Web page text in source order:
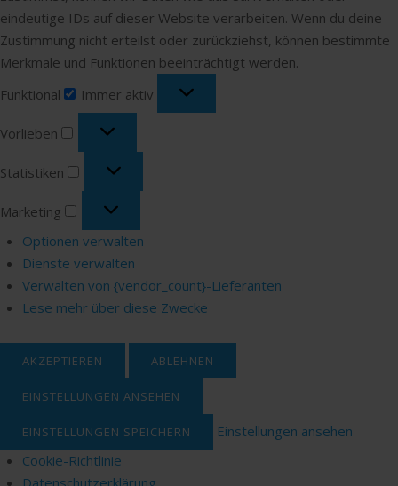
eindeutige IDs auf dieser Website verarbeiten. Wenn du deine
Zustimmung nicht erteilst oder zurückziehst, können bestimmte
Merkmale und Funktionen beeinträchtigt werden.
Funktional
Immer aktiv
Vorlieben
Statistiken
Marketing
Optionen verwalten
Dienste verwalten
Verwalten von {vendor_count}-Lieferanten
Lese mehr über diese Zwecke
AKZEPTIEREN ABLEHNEN
EINSTELLUNGEN ANSEHEN
EINSTELLUNGEN SPEICHERN
Einstellungen ansehen
Cookie-Richtlinie
Datenschutzerklärung